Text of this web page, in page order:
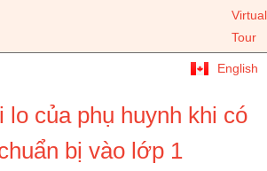
Virtual
Tour
lo của phụ huynh khi có
bị vào lớp 1
English